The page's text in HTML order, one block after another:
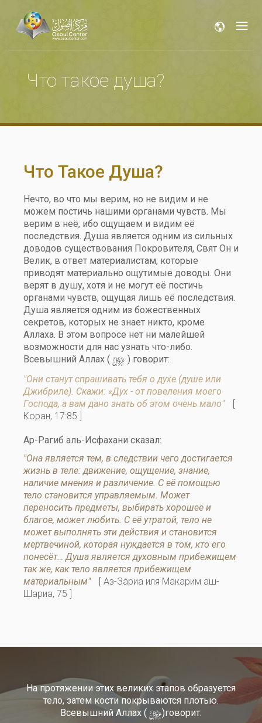
Что такое душа?
Что Такое Душа?
Нечто, во что мы верим, но не видим и не
можем постичь нашими органами чувств. Мы
верим в неё, ибо ощущаем и видим её
последствия. Душа является одним из сильных
доводов существования Покровителя, Свят Он и
Велик, в ответ материалистам, которые
приводят материально ощутимые доводы. Они
верят в душу, хотя и не могут её постичь
органами чувств, ощущая лишь её последствия.
Душа является одним из божественных
секретов, которых не знает никто, кроме
Аллаха. В этом вопросе нет ни малейшей
возможности для нас узнать что-либо.
Всевышний Аллах ( y ) говорит:
"Они станут спрашивать тебя о духе (душе или
Джибриле). Скажи: «Дух - от повеления моего
Господа, а вам дано знать об этом очень мало"
[
Коран, 17:85 ]
Ар-Рагиб аль-Исфахани сказал:
"Она является тем, в следствии чего достигается
жизнь в теле: движение, ощущение, знание,
наличие мнения и различение. С её помощью
тело становится управляемым. Может
переносить предметы, выбирать хорошее и
благое, может любить. С её утратой, тело не
может выполнять эти действия и становится
мертвечиной, которая нуждается в том, кто его
понесёт… Душа является духовным прибежищем
так же, как тело является прибежищем
материальным"
[ Аз-Зариа иля Макарим аш-
Шариа, 75 ]
На протяжении этих великих этапов образуется
тело, затем кости покрываются плотью.
Всевышний Аллах ( y)говорит: